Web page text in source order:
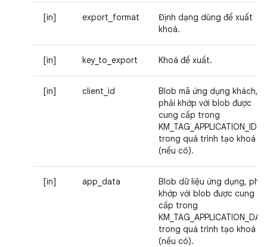
[in] export_format
Định dạng dùng để xuất
khoá.
[in] key_to_export Khoá để xuất.
[in] client_id
Blob mã ứng dụng khách,
phải khớp với blob được
cung cấp trong
KM_TAG_APPLICATION_ID
trong quá trình tạo khoá
(nếu có).
[in] app_data
Blob dữ liệu ứng dụng, phải
khớp với blob được cung
cấp trong
trong quá trình tạo khoá
(nếu có).